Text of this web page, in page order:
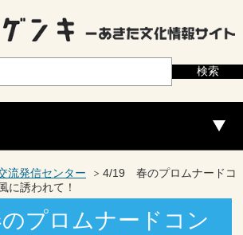
流発信センター
4/19 春のプロムナードコ
に誘われて！
プロムナードコン